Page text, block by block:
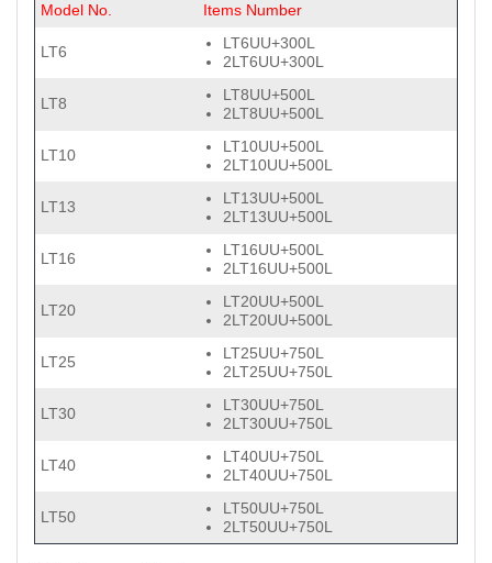
Model No. Items Number
LT6
LT6UU+300L
2LT6UU+300L
LT8
LT8UU+500L
2LT8UU+500L
LT10
LT10UU+500L
2LT10UU+500L
LT13
LT13UU+500L
2LT13UU+500L
LT16
LT16UU+500L
2LT16UU+500L
LT20
LT20UU+500L
2LT20UU+500L
LT25
LT25UU+750L
2LT25UU+750L
LT30
LT30UU+750L
2LT30UU+750L
LT40
LT40UU+750L
2LT40UU+750L
LT50
LT50UU+750L
2LT50UU+750L